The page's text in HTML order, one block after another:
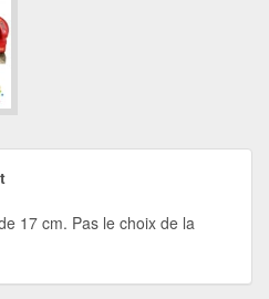
17 cm. Pas le choix de la